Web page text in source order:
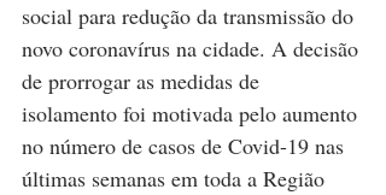
social para redução da transmissão do
novo coronavírus na cidade. A decisão
de prorrogar as medidas de
isolamento foi motivada pelo aumento
no número de casos de Covid-19 nas
últimas semanas em toda a Região